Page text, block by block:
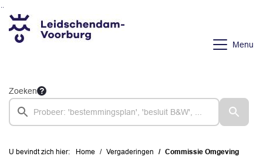
Ga naar de inhoud van deze pagina
Ga naar het zoeken
Ga naar het menu
Menu
Zoeken
U bevindt zich hier: Home Vergaderingen Commissie Omgeving